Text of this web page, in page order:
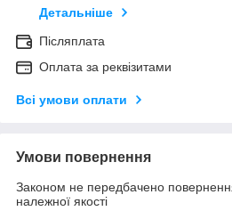
Детальніше
Післяплата
Оплата за реквізитами
Всі умови оплати
Умови повернення
Законом не передбачено
належної якості